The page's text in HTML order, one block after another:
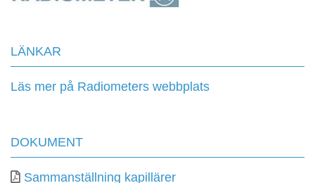
LÄNKAR
Läs mer på Radiometers webbplats
DOKUMENT
Sammanställning kapillärer